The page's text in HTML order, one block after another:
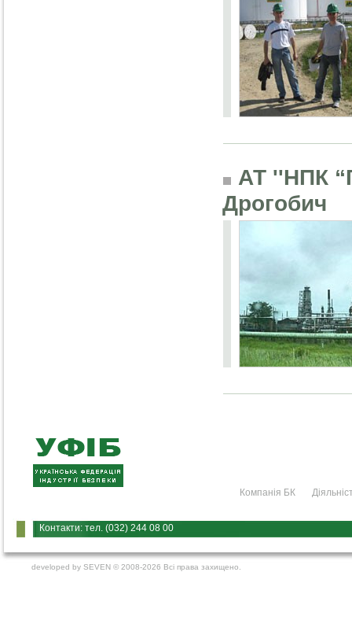
АТ ''НПК
Дрогобич
Компанія БК
Контакти: тел. (032) 244 08 00
developed by SEVEN © 2008-2026 Всі права захищено.